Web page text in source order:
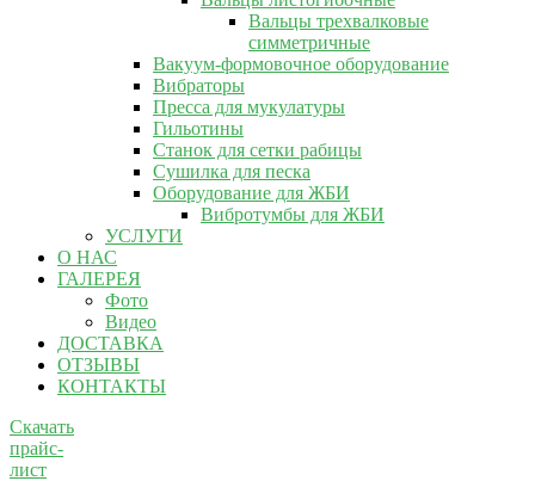
Вальцы трехвалковые
симметричные
Вакуум-формовочное оборудование
Вибраторы
Пресса для мукулатуры
Гильотины
Станок для сетки рабицы
Сушилка для песка
Оборудование для ЖБИ
Вибротумбы для ЖБИ
УСЛУГИ
О НАС
ГАЛЕРЕЯ
Фото
Видео
ДОСТАВКА
ОТЗЫВЫ
КОНТАКТЫ
Скачать
прайс-
лист